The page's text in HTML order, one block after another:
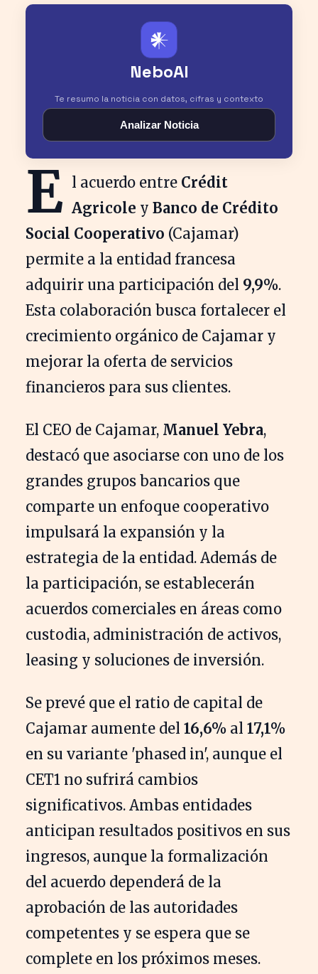
𒀭
NeboAI
Te resumo la noticia con datos, cifras y contexto
Analizar Noticia
E l acuerdo entre Crédit
Agricole y Banco de Crédito
Social Cooperativo (Cajamar)
permite a la entidad francesa
adquirir una participación del 9,9%.
Esta colaboración busca fortalecer el
crecimiento orgánico de Cajamar y
mejorar la oferta de servicios
financieros para sus clientes.
El CEO de Cajamar, Manuel Yebra,
destacó que asociarse con uno de los
grandes grupos bancarios que
comparte un enfoque cooperativo
impulsará la expansión y la
estrategia de la entidad. Además de
la participación, se establecerán
acuerdos comerciales en áreas como
custodia, administración de activos,
leasing y soluciones de inversión.
Se prevé que el ratio de capital de
Cajamar aumente del 16,6% al 17,1%
en su variante 'phased in', aunque el
CET1 no sufrirá cambios
significativos. Ambas entidades
anticipan resultados positivos en sus
ingresos, aunque la formalización
del acuerdo dependerá de la
aprobación de las autoridades
competentes y se espera que se
complete en los próximos meses.